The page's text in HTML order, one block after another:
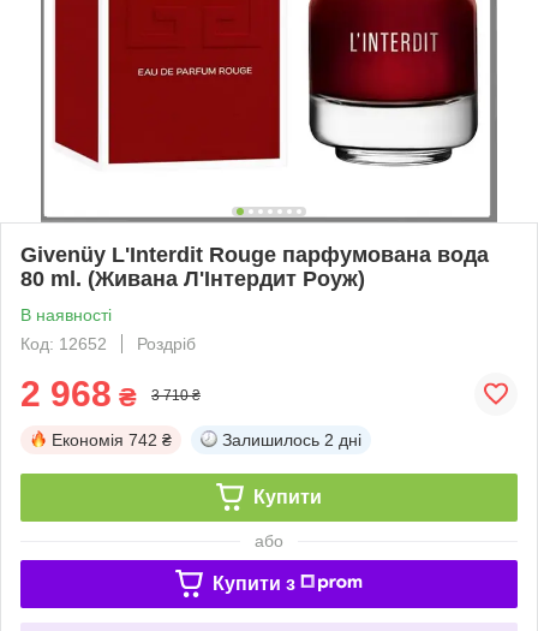
Givenüy L'Interdit Rouge парфумована вода
80 ml. (Живана Л'Інтердит Роуж)
В наявності
Код: 12652
Роздріб
2 968 ₴ 3 710 ₴
Економія 742 ₴ Залишилось 2 дні
Купити
або
Купити з